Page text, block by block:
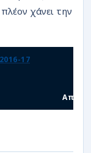
χάνει την
17